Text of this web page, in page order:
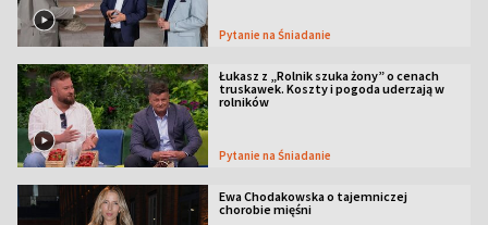
Pytanie na Śniadanie
Łukasz z „Rolnik szuka żony” o cenach
truskawek. Koszty i pogoda uderzają w
rolników
Pytanie na Śniadanie
Ewa Chodakowska o tajemniczej
chorobie mięśni